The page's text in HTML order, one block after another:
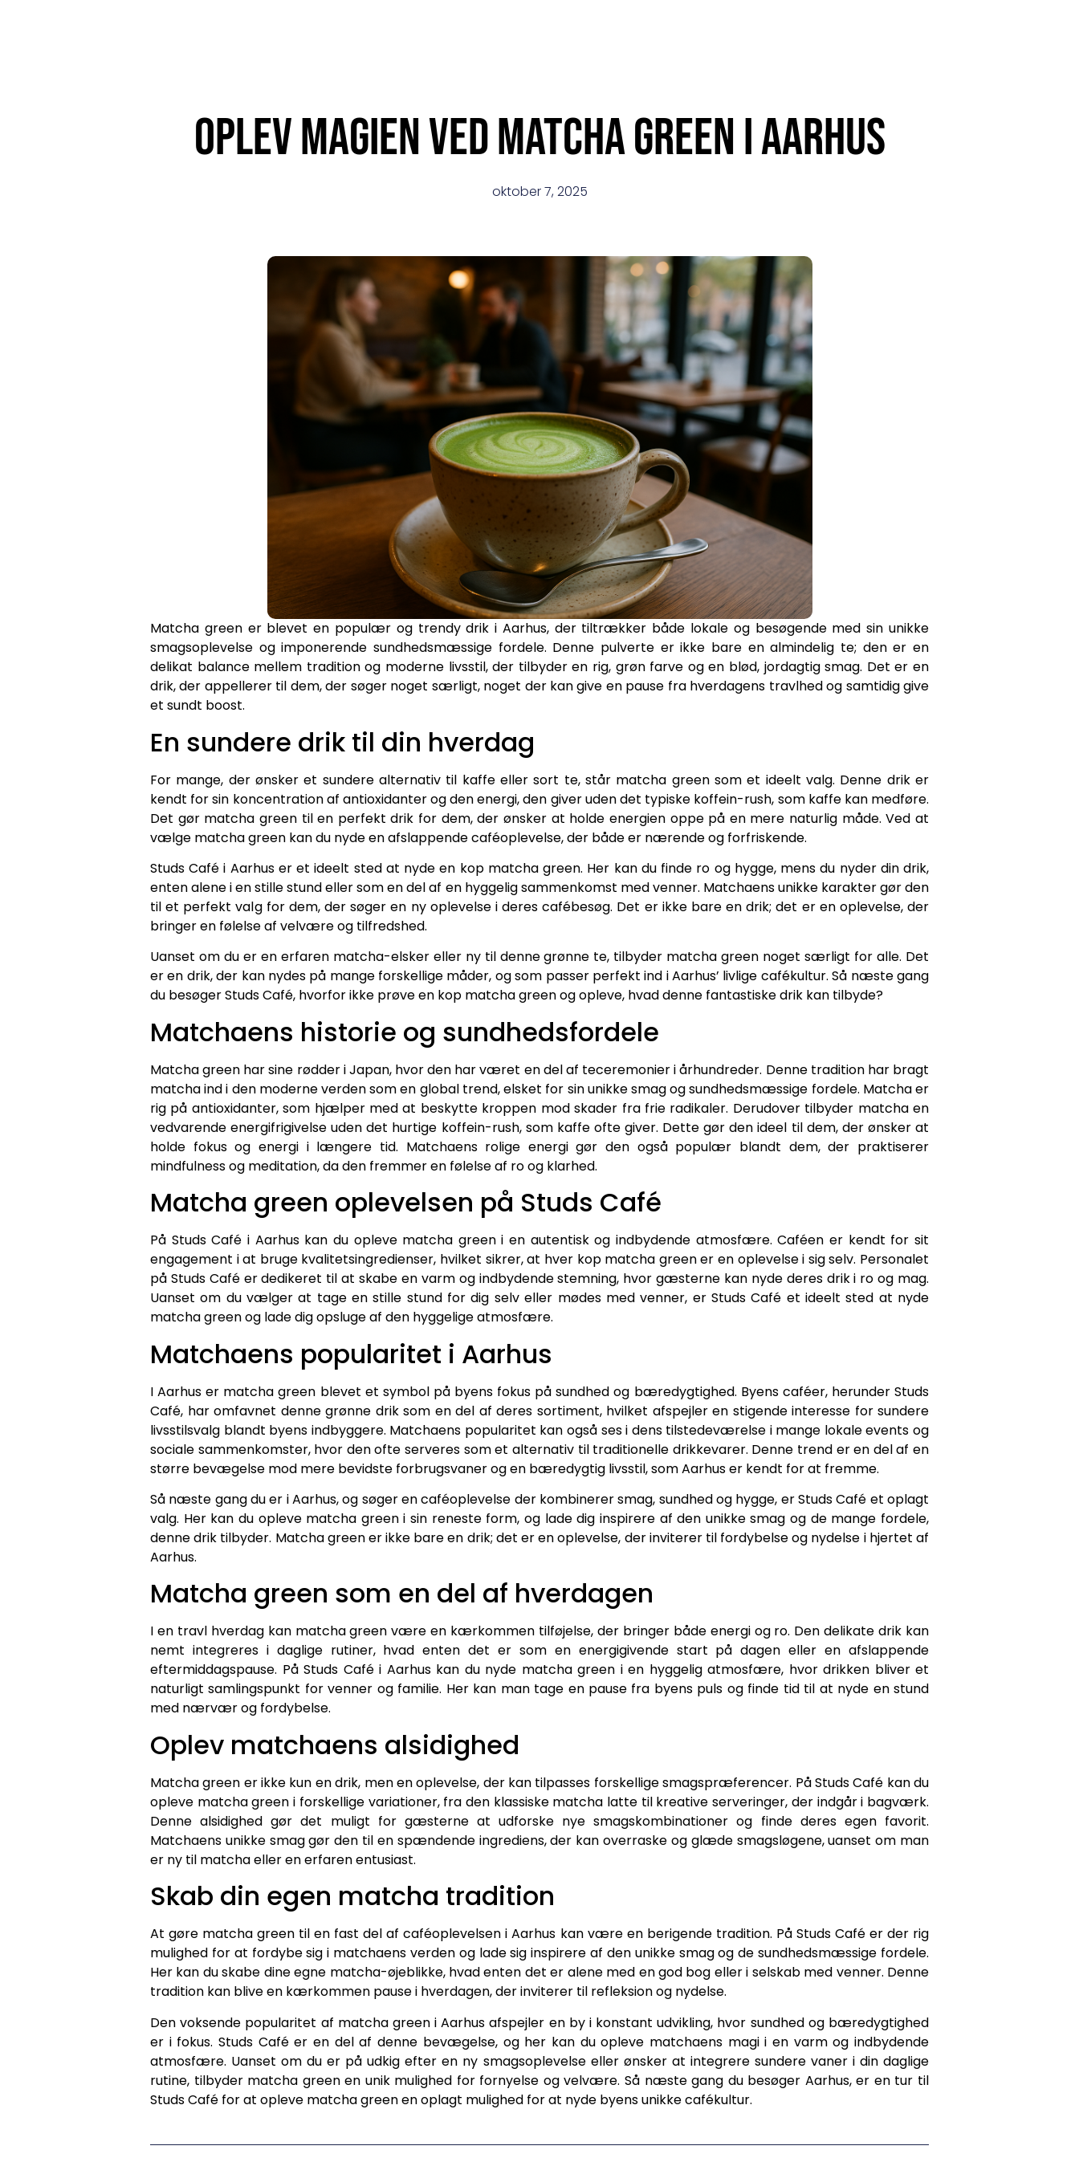
Oplev magien ved matcha green i Aarhus
oktober 7, 2025
Matcha green er blevet en populær og trendy drik i Aarhus, der tiltrækker både lokale og besøgende med sin unikke
smagsoplevelse og imponerende sundhedsmæssige fordele. Denne pulverte er ikke bare en almindelig te; den er en
delikat balance mellem tradition og moderne livsstil, der tilbyder en rig, grøn farve og en blød, jordagtig smag. Det er en
drik, der appellerer til dem, der søger noget særligt, noget der kan give en pause fra hverdagens travlhed og samtidig give
et sundt boost.
En sundere drik til din hverdag
For mange, der ønsker et sundere alternativ til kaffe eller sort te, står matcha green som et ideelt valg. Denne drik er
kendt for sin koncentration af antioxidanter og den energi, den giver uden det typiske koffein-rush, som kaffe kan medføre.
Det gør matcha green til en perfekt drik for dem, der ønsker at holde energien oppe på en mere naturlig måde. Ved at
vælge matcha green kan du nyde en afslappende caféoplevelse, der både er nærende og forfriskende.
Studs Café i Aarhus er et ideelt sted at nyde en kop matcha green. Her kan du finde ro og hygge, mens du nyder din drik,
enten alene i en stille stund eller som en del af en hyggelig sammenkomst med venner. Matchaens unikke karakter gør den
til et perfekt valg for dem, der søger en ny oplevelse i deres cafébesøg. Det er ikke bare en drik; det er en oplevelse, der
bringer en følelse af velvære og tilfredshed.
Uanset om du er en erfaren matcha-elsker eller ny til denne grønne te, tilbyder matcha green noget særligt for alle. Det
er en drik, der kan nydes på mange forskellige måder, og som passer perfekt ind i Aarhus’ livlige cafékultur. Så næste gang
du besøger Studs Café, hvorfor ikke prøve en kop matcha green og opleve, hvad denne fantastiske drik kan tilbyde?
Matchaens historie og sundhedsfordele
Matcha green har sine rødder i Japan, hvor den har været en del af teceremonier i århundreder. Denne tradition har bragt
matcha ind i den moderne verden som en global trend, elsket for sin unikke smag og sundhedsmæssige fordele. Matcha er
rig på antioxidanter, som hjælper med at beskytte kroppen mod skader fra frie radikaler. Derudover tilbyder matcha en
vedvarende energifrigivelse uden det hurtige koffein-rush, som kaffe ofte giver. Dette gør den ideel til dem, der ønsker at
holde fokus og energi i længere tid. Matchaens rolige energi gør den også populær blandt dem, der praktiserer
mindfulness og meditation, da den fremmer en følelse af ro og klarhed.
Matcha green oplevelsen på Studs Café
På Studs Café i Aarhus kan du opleve matcha green i en autentisk og indbydende atmosfære. Caféen er kendt for sit
engagement i at bruge kvalitetsingredienser, hvilket sikrer, at hver kop matcha green er en oplevelse i sig selv. Personalet
på Studs Café er dedikeret til at skabe en varm og indbydende stemning, hvor gæsterne kan nyde deres drik i ro og mag.
Uanset om du vælger at tage en stille stund for dig selv eller mødes med venner, er Studs Café et ideelt sted at nyde
matcha green og lade dig opsluge af den hyggelige atmosfære.
Matchaens popularitet i Aarhus
I Aarhus er matcha green blevet et symbol på byens fokus på sundhed og bæredygtighed. Byens caféer, herunder Studs
Café, har omfavnet denne grønne drik som en del af deres sortiment, hvilket afspejler en stigende interesse for sundere
livsstilsvalg blandt byens indbyggere. Matchaens popularitet kan også ses i dens tilstedeværelse i mange lokale events og
sociale sammenkomster, hvor den ofte serveres som et alternativ til traditionelle drikkevarer. Denne trend er en del af en
større bevægelse mod mere bevidste forbrugsvaner og en bæredygtig livsstil, som Aarhus er kendt for at fremme.
Så næste gang du er i Aarhus, og søger en caféoplevelse der kombinerer smag, sundhed og hygge, er Studs Café et oplagt
valg. Her kan du opleve matcha green i sin reneste form, og lade dig inspirere af den unikke smag og de mange fordele,
denne drik tilbyder. Matcha green er ikke bare en drik; det er en oplevelse, der inviterer til fordybelse og nydelse i hjertet af
Aarhus.
Matcha green som en del af hverdagen
I en travl hverdag kan matcha green være en kærkommen tilføjelse, der bringer både energi og ro. Den delikate drik kan
nemt integreres i daglige rutiner, hvad enten det er som en energigivende start på dagen eller en afslappende
eftermiddagspause. På Studs Café i Aarhus kan du nyde matcha green i en hyggelig atmosfære, hvor drikken bliver et
naturligt samlingspunkt for venner og familie. Her kan man tage en pause fra byens puls og finde tid til at nyde en stund
med nærvær og fordybelse.
Oplev matchaens alsidighed
Matcha green er ikke kun en drik, men en oplevelse, der kan tilpasses forskellige smagspræferencer. På Studs Café kan du
opleve matcha green i forskellige variationer, fra den klassiske matcha latte til kreative serveringer, der indgår i bagværk.
Denne alsidighed gør det muligt for gæsterne at udforske nye smagskombinationer og finde deres egen favorit.
Matchaens unikke smag gør den til en spændende ingrediens, der kan overraske og glæde smagsløgene, uanset om man
er ny til matcha eller en erfaren entusiast.
Skab din egen matcha tradition
At gøre matcha green til en fast del af caféoplevelsen i Aarhus kan være en berigende tradition. På Studs Café er der rig
mulighed for at fordybe sig i matchaens verden og lade sig inspirere af den unikke smag og de sundhedsmæssige fordele.
Her kan du skabe dine egne matcha-øjeblikke, hvad enten det er alene med en god bog eller i selskab med venner. Denne
tradition kan blive en kærkommen pause i hverdagen, der inviterer til refleksion og nydelse.
Den voksende popularitet af matcha green i Aarhus afspejler en by i konstant udvikling, hvor sundhed og bæredygtighed
er i fokus. Studs Café er en del af denne bevægelse, og her kan du opleve matchaens magi i en varm og indbydende
atmosfære. Uanset om du er på udkig efter en ny smagsoplevelse eller ønsker at integrere sundere vaner i din daglige
rutine, tilbyder matcha green en unik mulighed for fornyelse og velvære. Så næste gang du besøger Aarhus, er en tur til
Studs Café for at opleve matcha green en oplagt mulighed for at nyde byens unikke cafékultur.